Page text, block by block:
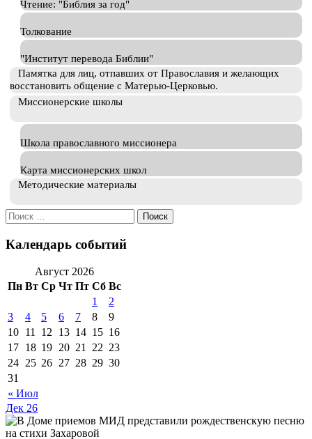
Чтение: "Библия за год"
Толкование
"Институт перевода Библии"
Памятка для лиц, отпавших от Православия и желающих
восстановить общение с Матерью-Церковью.
Миссионерские школы
Школа православного миссионера
Карта миссионерских школ
Методические материалы
Искать:
Календарь событий
Август 2026
Пн Вт Ср Чт Пт Сб Вс
« Июл
1
2
3
4 5 6 7 8
9
10 11 12 13 14 15 16
17 18 19 20 21 22 23
24 25 26 27 28 29 30
31
Дек 26